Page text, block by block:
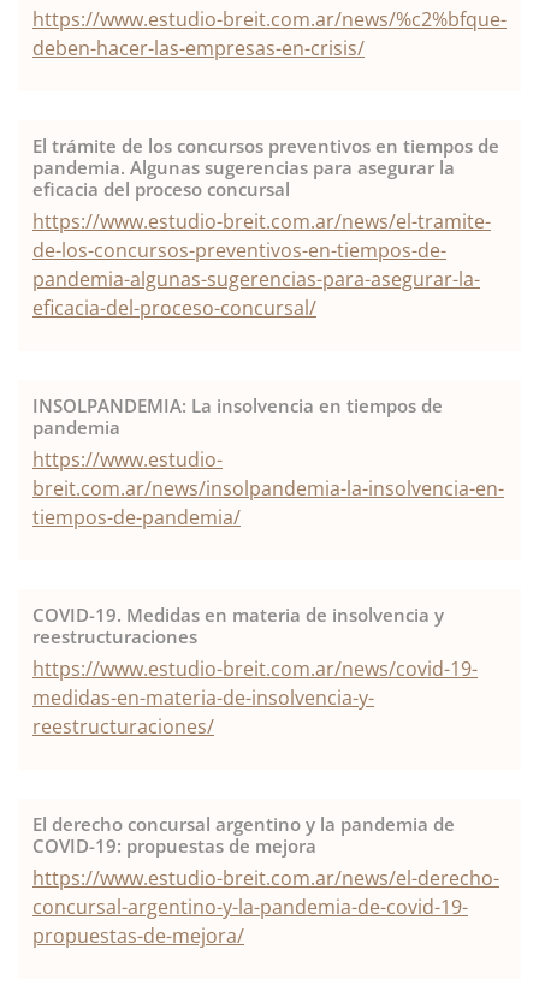
https://www.estudio-breit.com.ar/news/%c2%bfque-
deben-hacer-las-empresas-en-crisis/
El trámite de los concursos preventivos en tiempos de
pandemia. Algunas sugerencias para asegurar la
eficacia del proceso concursal
https://www.estudio-breit.com.ar/news/el-tramite-
de-los-concursos-preventivos-en-tiempos-de-
pandemia-algunas-sugerencias-para-asegurar-la-
eficacia-del-proceso-concursal/
INSOLPANDEMIA: La insolvencia en tiempos de
pandemia
https://www.estudio-
breit.com.ar/news/insolpandemia-la-insolvencia-en-
tiempos-de-pandemia/
COVID-19. Medidas en materia de insolvencia y
reestructuraciones
https://www.estudio-breit.com.ar/news/covid-19-
medidas-en-materia-de-insolvencia-y-
reestructuraciones/
El derecho concursal argentino y la pandemia de
COVID-19: propuestas de mejora
https://www.estudio-breit.com.ar/news/el-derecho-
concursal-argentino-y-la-pandemia-de-covid-19-
propuestas-de-mejora/